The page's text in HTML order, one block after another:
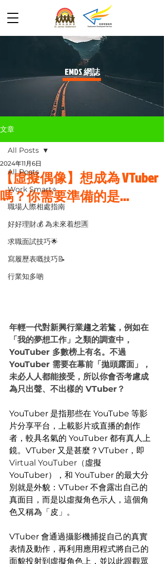
​EMDS 網誌
文章
All Posts
Work Smart⭐️
職場人際相處指南
好好理財💰 為未來着想🈵
求職面試技巧🌟
寫履歷表嘅技巧📝
行業知多啲
All Posts
【虛擬偶像】想成為 VTuber
嗎？你需要準備的是...
2024年11月6日
年輕一代對新興行業趨之若鶩，例如在
「我的夢想工作」之類的調查中，
YouTuber 多數榜上有名。不過
YouTuber 需要在幕前「拋頭露面」，
未必人人都能接受，所以你會否考慮成
為只出聲、不出樣的 VTuber？
YouTuber 是指那些在 YouTube 等影
片分享平台，上載影片或直播的創作
者，較具名氣的 YouTuber 都有真人上
鏡。VTuber 又是甚麼？VTuber，即
Virtual YouTuber（虛擬
YouTuber），和 YouTuber 的最大分
別就是外貌：VTuber 不會露出自己的
真面目，而是以虛擬角色示人，這個角
色又稱為「皮」。
VTuber 會通過攝影機捕捉自己的真實
表情及動作，再利用應用程式將自己的
面貌投射到虛擬角色上，並以此跟觀眾